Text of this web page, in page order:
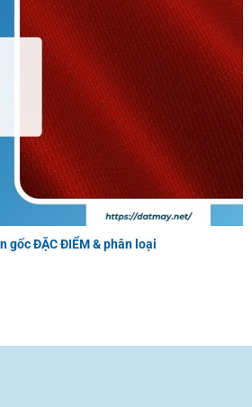
gốc ĐẶC ĐIỂM & phân loại